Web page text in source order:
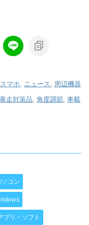
スマホ, ニュース, 周辺機器
走対策品, 角度調節, 車載
コン
プリ・ソフト